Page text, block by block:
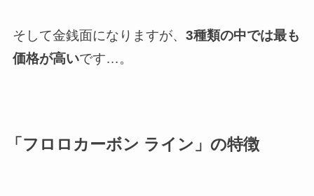
そして金銭面になりますが、 3種類の中では最も
価格が高いです…。
「フロロカーボン ライン」の特徴